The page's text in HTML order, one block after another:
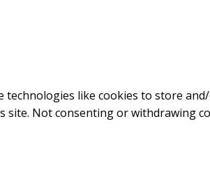
technologies like cookies to store
Not consenting or withdrawing